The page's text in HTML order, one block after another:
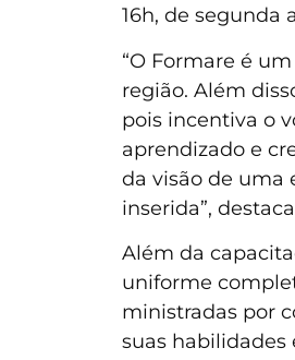
16h, de segunda
“O Formare é
região. Além
pois incentiva o
aprendizado e
da visão de uma
inserida”,
Além da
uniforme
ministradas por
suas habilidades